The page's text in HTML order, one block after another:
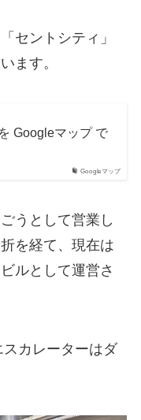
セントシティ」
ます。
Googleマップ
Googleマップ で
うとして営業し
を経て、現在は
ルとして運営さ
カレーターはダ